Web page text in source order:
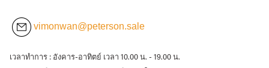
vimonwan@peterson.sale
เวลาทำการ : อังคาร-อาทิตย์ เวลา 10.00 น. - 19.00 น.